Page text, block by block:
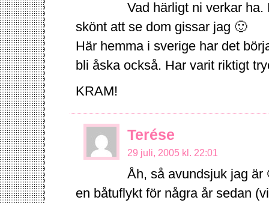
Vad härligt ni verkar
skönt att se dom gissar jag 🙂
Här hemma i sverige har det
bli åska också. Har varit riktigt
KRAM!
Terése
29 juli, 2005 kl. 22:01
Åh, så avundsjuk jag är
en båtuflykt för några år sedan